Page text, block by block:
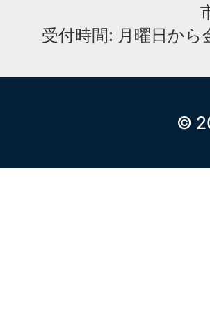
受付時間: 月曜日か
©